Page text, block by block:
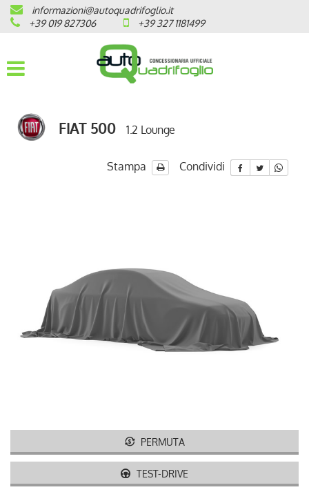
HOME
AZIENDA
OPEL
VEICOLI CON ECOBONUS
AUTO USATE
informazioni@autoquadrifoglio.it
+39 019 827306
+39 327 1181499
FIAT 500 1.2 Lounge
Stampa Condividi
PERMUTA
TEST-DRIVE